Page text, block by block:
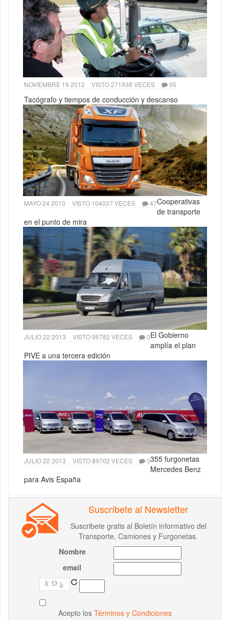
NOVIEMBRE 19 2012 VISTO 271938 VECES 95
Tacógrafo y tiempos de conducción y descanso
MAYO 24 2013 VISTO 104037 VECES 47Cooperativas
de transporte
en el punto de mira
JULIO 22 2013 VISTO 95782 VECES 0El Gobierno
amplía el plan
PIVE a una tercera edición
JULIO 22 2013 VISTO 89702 VECES 0355 furgonetas
Mercedes Benz
para Avis España
Suscríbete al Newsletter
Suscribete gratis al Boletín informativo del
Transporte, Camiones y Furgonetas.
Nombre
email
Acepto los Términos y Condiciones